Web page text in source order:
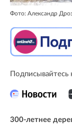
Фото: Александр
Подписывайтесь
300-летнее